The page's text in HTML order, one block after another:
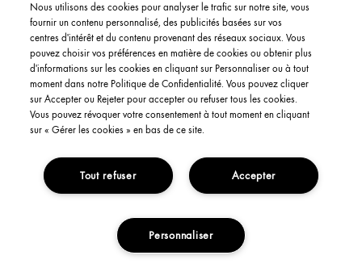
YOUR ACCOUNT
My Account
Order Status
English
Privacy Policy Interest-Based Ads Terms and Conditions
Copyright Origins Natural Resources, Inc.
Nous utilisons des cookies pour analyser le trafic sur notre site, vous
fournir un contenu personnalisé, des publicités basées sur vos
centres d'intérêt et du contenu provenant des réseaux sociaux. Vous
pouvez choisir vos préférences en matière de cookies ou obtenir plus
d'informations sur les cookies en cliquant sur Personnaliser ou à tout
moment dans notre Politique de Confidentialité. Vous pouvez cliquer
sur Accepter ou Rejeter pour accepter ou refuser tous les cookies.
Vous pouvez révoquer votre consentement à tout moment en cliquant
sur « Gérer les cookies » en bas de ce site.
Accepter
Tout refuser
Personnaliser